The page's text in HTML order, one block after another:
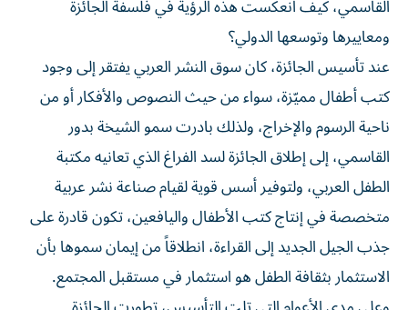
القاسمي، كيف انعكست هذه الرؤية في فلسفة الجائزة
ومعاييرها وتوسعها الدولي؟
عند تأسيس الجائزة، كان سوق النشر العربي يفتقر إلى وجود
كتب أطفال مميّزة، سواء من حيث النصوص والأفكار أو من
ناحية الرسوم والإخراج، ولذلك بادرت سمو الشيخة بدور
القاسمي، إلى إطلاق الجائزة لسد الفراغ الذي تعانيه مكتبة
الطفل العربي، ولتوفير أسس قوية لقيام صناعة نشر عربية
متخصصة في إنتاج كتب الأطفال واليافعين، تكون قادرة على
جذب الجيل الجديد إلى القراءة، انطلاقاً من إيمان سموها بأن
الاستثمار بثقافة الطفل هو استثمار في مستقبل المجتمع.